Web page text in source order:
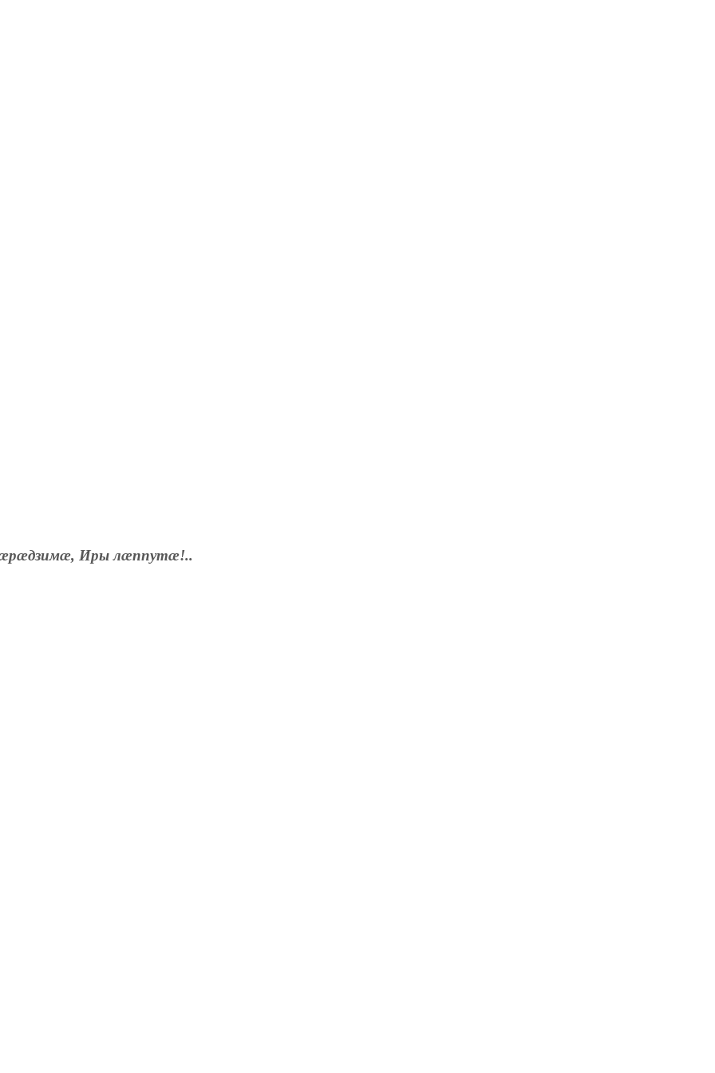
Иры лæппутæ!..